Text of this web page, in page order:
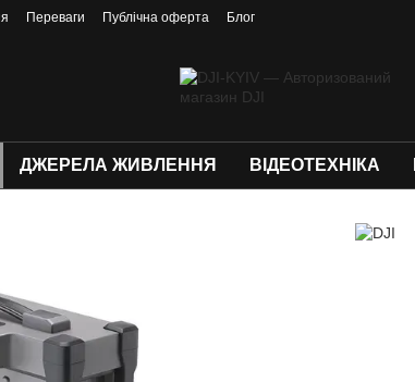
Переваги Публічна оферта Блог
ДЖЕРЕЛА ЖИВЛЕННЯ ВІДЕОТЕХНІКА